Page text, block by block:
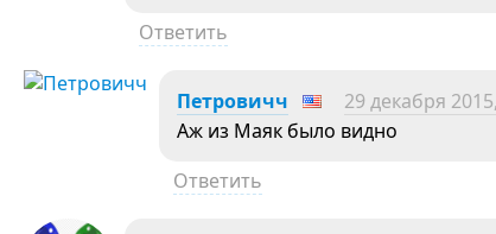
Ответить
Петровичч 29 декабря
Аж из Маяк было видно
Ответить